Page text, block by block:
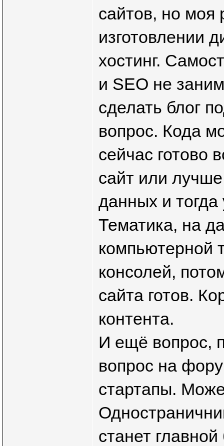
сайтов, но моя
изготовлении
хостинг.
и SEO не
сделать блог
вопрос. Кода
сейчас готово
сайт или
данных и
Тематика, на
компьютерной
консолей,
сайта готов.
контента.
И ещё вопрос,
вопрос на
стартапы.
станет